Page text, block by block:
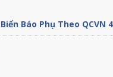
Biển Báo Phụ Theo QCVN